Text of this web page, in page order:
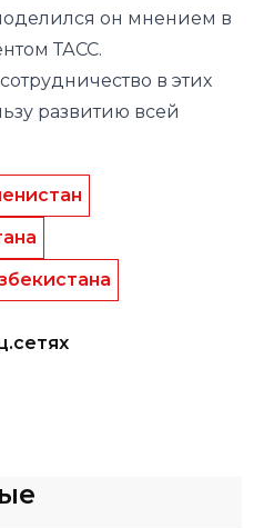
он мнением в
ТАСС.
в этих
развитию всей